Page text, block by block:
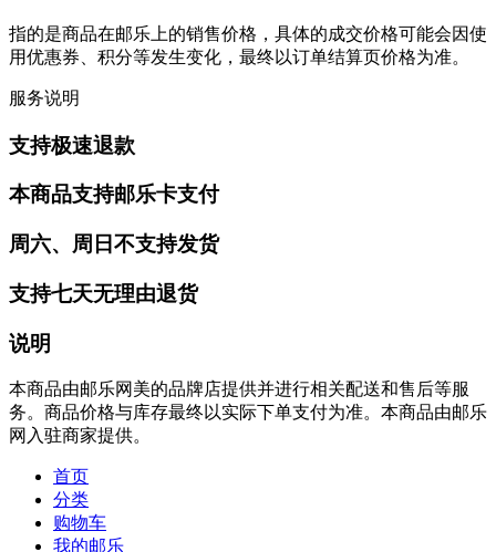
指的是商品在邮乐上的销售价格，具体的成交价格可能会因使
用优惠券、积分等发生变化，最终以订单结算页价格为准。
服务说明
支持极速退款
本商品支持邮乐卡支付
周六、周日不支持发货
支持七天无理由退货
说明
本商品由邮乐网美的品牌店提供并进行相关配送和售后等服
务。商品价格与库存最终以实际下单支付为准。本商品由邮乐
网入驻商家提供。
首页
分类
购物车
我的邮乐